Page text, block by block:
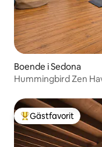
Boende i Sedona
Hummingbird Zen
Populär gästfavorit
Gästfavorit